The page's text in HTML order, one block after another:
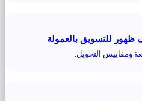
ظهور للتسويق بالعمولة
ومقاييس التحويل.